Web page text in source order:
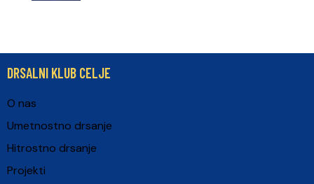
DRSALNI KLUB CELJE
O nas
Umetnostno drsanje
Hitrostno drsanje
Projekti